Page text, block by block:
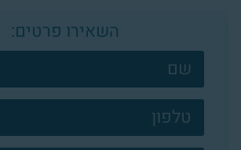
השאירו פרטים:
צרו
קשר
פוטר